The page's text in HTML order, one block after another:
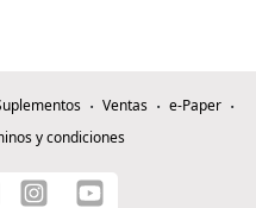
Ventas
e-Paper
y condiciones